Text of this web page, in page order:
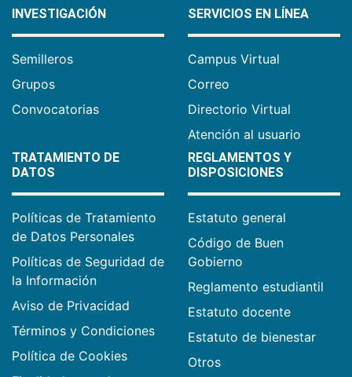
INVESTIGACIÓN
Semilleros
Grupos
Convocatorias
SERVICIOS EN LÍNEA
Campus Virtual
Correo
Directorio Virtual
Atención al usuario
TRATAMIENTO DE
DATOS
Políticas de Tratamiento
de Datos Personales
Políticas de Seguridad de
la Información
Aviso de Privacidad
Términos y Condiciones
Política de Cookies
REGLAMENTOS Y
DISPOSICIONES
Estatuto general
Código de Buen
Gobierno
Reglamento estudiantil
Estatuto docente
Estatuto de bienestar
Otros